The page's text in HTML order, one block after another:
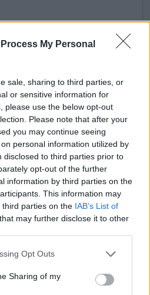
My Personal
sale, sharing to third parties, or
or sensitive information for
please use the below opt-out
Please note that after your
you may continue seeing
personal information utilized by
disclosed to third parties prior to
opt-out of the further
information by third parties on the
This information may
parties on the IAB’s List of
that may further disclose it to other
app uses one or more Google
behaviour. You may click to
and its third-party tags to
Opt Outs
Sharing of my
og er en legitimasjon
avgiftsmyndigheter og
Inneholder samme
firmaattest".
- Foretaksregisteret
NOK 25,00 Kjøp
om foretak reg i
navn,
innbetalingsforhold,
- Foretaksregisteret